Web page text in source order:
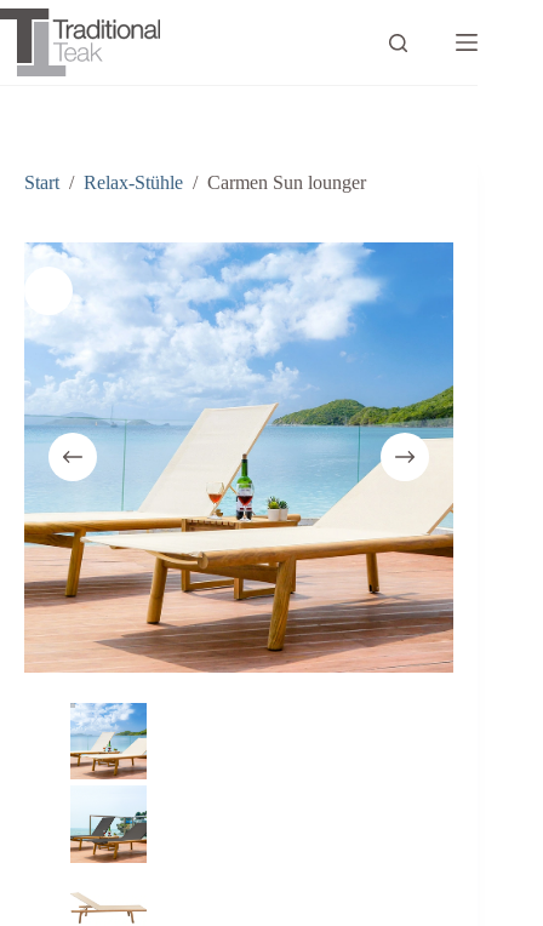
Zum
Start / Relax-Stühle / Carmen Sun lounger